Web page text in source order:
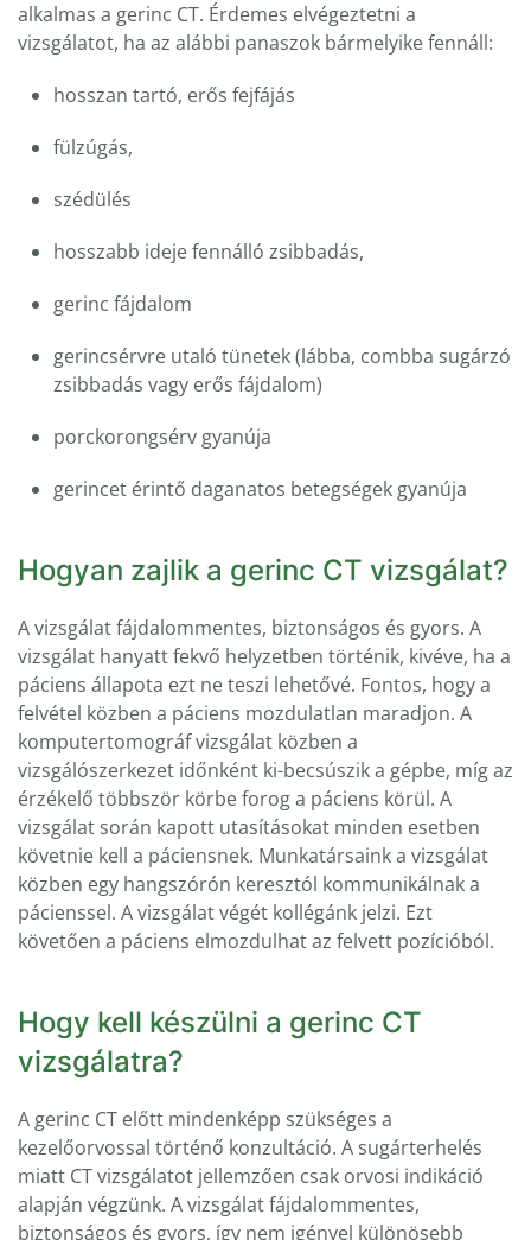
alkalmas a gerinc CT. Érdemes elvégeztetni a
vizsgálatot, ha az alábbi panaszok bármelyike fennáll:
hosszan tartó, erős fejfájás
fülzúgás,
szédülés
hosszabb ideje fennálló zsibbadás,
gerinc fájdalom
gerincsérvre utaló tünetek (lábba, combba sugárzó
zsibbadás vagy erős fájdalom)
porckorongsérv gyanúja
gerincet érintő daganatos betegségek gyanúja
Hogyan zajlik a gerinc CT vizsgálat?
A vizsgálat fájdalommentes, biztonságos és gyors. A
vizsgálat hanyatt fekvő helyzetben történik, kivéve, ha a
páciens állapota ezt ne teszi lehetővé. Fontos, hogy a
felvétel közben a páciens mozdulatlan maradjon. A
komputertomográf vizsgálat közben a
vizsgálószerkezet időnként ki-becsúszik a gépbe, míg az
érzékelő többször körbe forog a páciens körül. A
vizsgálat során kapott utasításokat minden esetben
követnie kell a páciensnek. Munkatársaink a vizsgálat
közben egy hangszórón keresztól kommunikálnak a
pácienssel. A vizsgálat végét kollégánk jelzi. Ezt
követően a páciens elmozdulhat az felvett pozícióból.
Hogy kell készülni a gerinc CT
vizsgálatra?
A gerinc CT előtt mindenképp szükséges a
kezelőorvossal történő konzultáció. A sugárterhelés
miatt CT vizsgálatot jellemzően csak orvosi indikáció
alapján végzünk. A vizsgálat fájdalommentes,
biztonságos és gyors, így nem igényel különösebb